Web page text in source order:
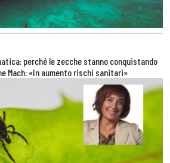
perché le zecche stanno conquistando
Mach: «In aumento rischi sanitari»